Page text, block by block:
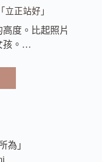
正站好」
度。比起照片
孩。…
為」